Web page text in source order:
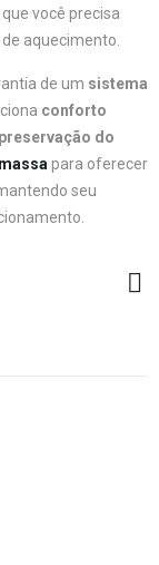
você precisa
aquecimento.
de um sistema
conforto
preservação do
para oferecer
seu